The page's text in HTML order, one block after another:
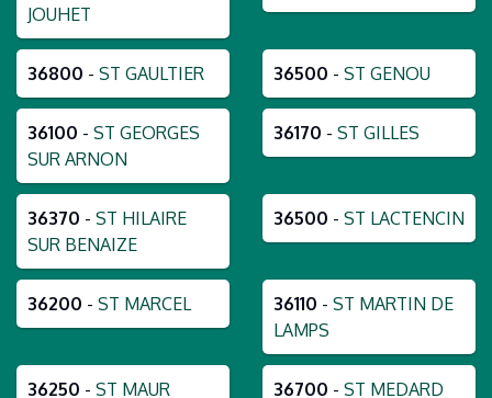
JOUHET
36800 - ST GAULTIER 36500 - ST GENOU
36100 - ST GEORGES
SUR ARNON
36170 - ST GILLES
36370 - ST HILAIRE
SUR BENAIZE
36500 - ST LACTENCIN
36200 - ST MARCEL 36110 - ST MARTIN DE
LAMPS
36250 - ST MAUR 36700 - ST MEDARD